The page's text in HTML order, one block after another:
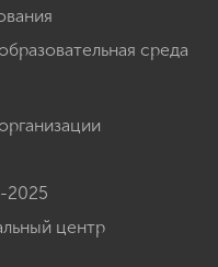
среда
2025
центр